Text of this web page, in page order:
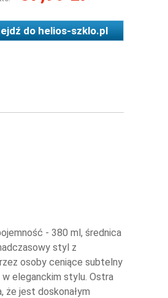
dohelios-szklo.pl
- 380 ml, średnica
styl z
osoby ceniące subtelny
eleganckim stylu. Ostra
że jest doskonałym